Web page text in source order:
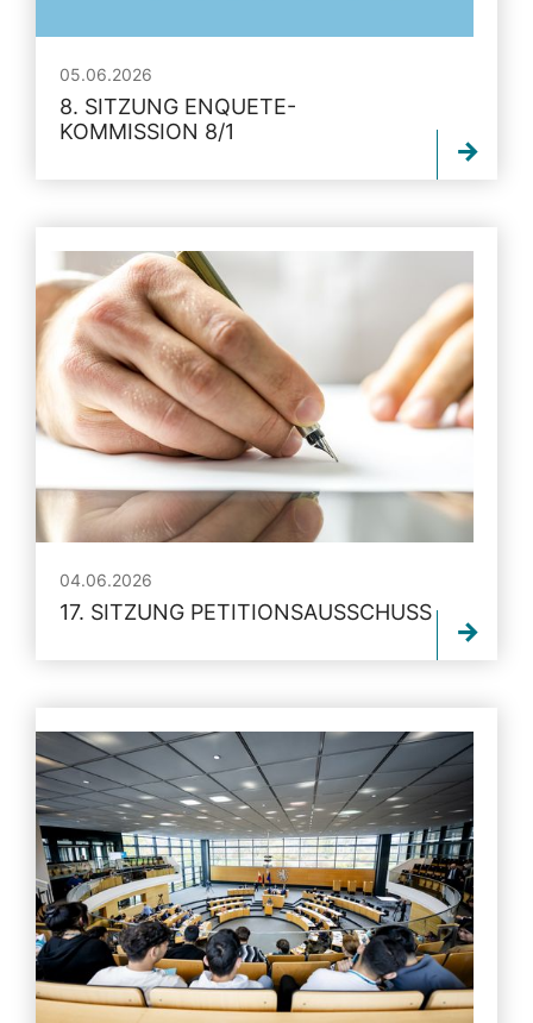
05.06.2026
8. SITZUNG ENQUETE-
KOMMISSION 8/1
04.06.2026
17. SITZUNG PETITIONSAUSSCHUSS